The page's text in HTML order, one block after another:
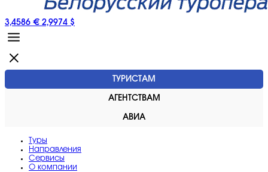
3,4586 € 2,9974 $
ТУРИСТАМ
АГЕНТСТВАМ
АВИА
Туры
Направления
Сервисы
O компании